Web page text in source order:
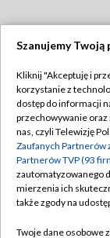
Abonament
Emisja w TVP
Centrum
Naziemna
Szanujemy Twoją
Kliknij "Akceptuję i
korzystanie z
dostęp do informacji
przechowywanie oraz
nas, czyli Telewizję
Zaufanych Partnerów
Partnerów TVP (93
zautomatyzowanego
mierzenia ich
także zgody na
Twoje dane osobowe